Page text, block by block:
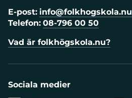
E-post: info@folkhogskola.nu
Telefon: 08-796 00 50
Vad är folkhögskola.nu?
Sociala medier